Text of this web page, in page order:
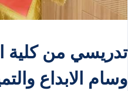
تدريسي من كلية
وسام الابداع